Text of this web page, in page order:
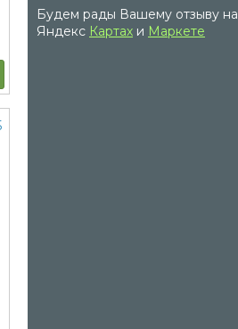
Будем рады Вашему отзыву на
Яндекс Картах и Маркете